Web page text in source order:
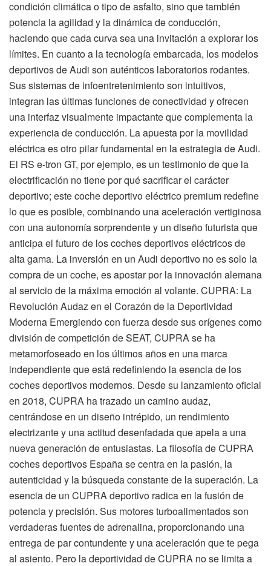
condición climática o tipo de asfalto, sino que también
potencia la agilidad y la dinámica de conducción,
haciendo que cada curva sea una invitación a explorar los
límites. En cuanto a la tecnología embarcada, los modelos
deportivos de Audi son auténticos laboratorios rodantes.
Sus sistemas de infoentretenimiento son intuitivos,
integran las últimas funciones de conectividad y ofrecen
una interfaz visualmente impactante que complementa la
experiencia de conducción. La apuesta por la movilidad
eléctrica es otro pilar fundamental en la estrategia de Audi.
El RS e-tron GT, por ejemplo, es un testimonio de que la
electrificación no tiene por qué sacrificar el carácter
deportivo; este coche deportivo eléctrico premium redefine
lo que es posible, combinando una aceleración vertiginosa
con una autonomía sorprendente y un diseño futurista que
anticipa el futuro de los coches deportivos eléctricos de
alta gama. La inversión en un Audi deportivo no es solo la
compra de un coche, es apostar por la innovación alemana
al servicio de la máxima emoción al volante. CUPRA: La
Revolución Audaz en el Corazón de la Deportividad
Moderna Emergiendo con fuerza desde sus orígenes como
división de competición de SEAT, CUPRA se ha
metamorfoseado en los últimos años en una marca
independiente que está redefiniendo la esencia de los
coches deportivos modernos. Desde su lanzamiento oficial
en 2018, CUPRA ha trazado un camino audaz,
centrándose en un diseño intrépido, un rendimiento
electrizante y una actitud desenfadada que apela a una
nueva generación de entusiastas. La filosofía de CUPRA
coches deportivos España se centra en la pasión, la
autenticidad y la búsqueda constante de la superación. La
esencia de un CUPRA deportivo radica en la fusión de
potencia y precisión. Sus motores turboalimentados son
verdaderas fuentes de adrenalina, proporcionando una
entrega de par contundente y una aceleración que te pega
al asiento. Pero la deportividad de CUPRA no se limita a